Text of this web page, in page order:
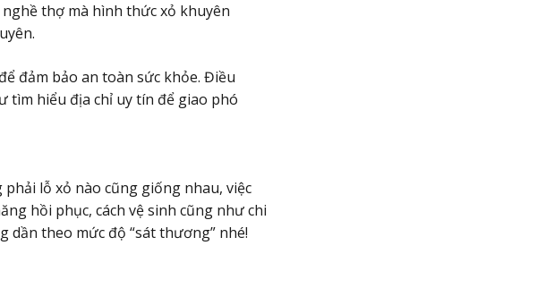
thợ mà hình thức xỏ khuyên
đảm bảo an toàn sức khỏe. Điều
tìm hiểu địa chỉ uy tín để giao phó
lỗ xỏ nào cũng giống nhau, việc
hồi phục, cách vệ sinh cũng như chi
dần theo mức độ “sát thương” nhé!